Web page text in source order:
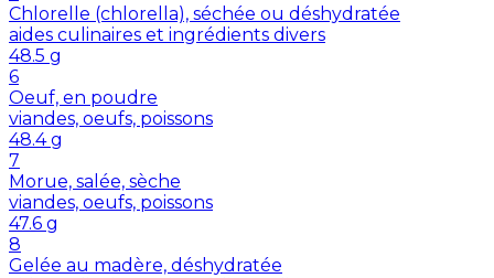
Chlorelle (chlorella), séchée ou déshydratée
aides culinaires et ingrédients divers
48.5 g
6
Oeuf, en poudre
viandes, oeufs, poissons
48.4 g
7
Morue, salée, sèche
viandes, oeufs, poissons
47.6 g
8
Gelée au madère, déshydratée